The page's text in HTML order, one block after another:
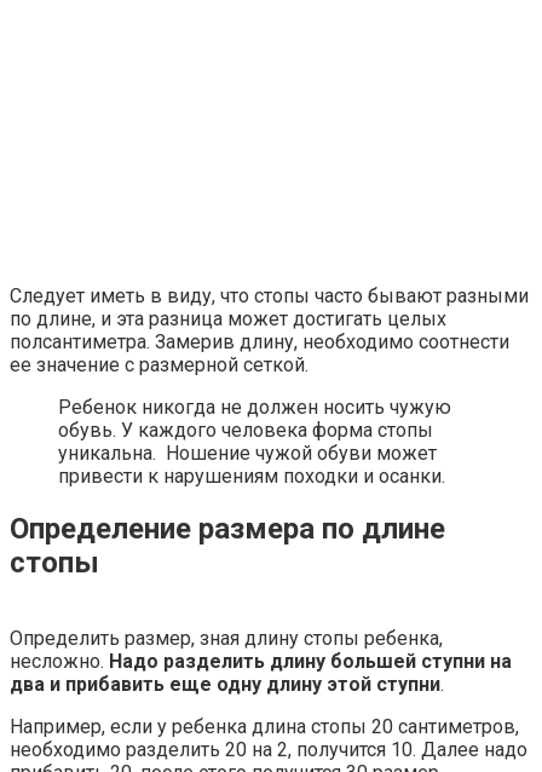
Следует иметь в виду, что стопы часто бывают разными
по длине, и эта разница может достигать целых
полсантиметра. Замерив длину, необходимо соотнести
ее значение с размерной сеткой.
Ребенок никогда не должен носить чужую
обувь. У каждого человека форма стопы
уникальна. Ношение чужой обуви может
привести к нарушениям походки и осанки.
Определение размера по длине
стопы
Определить размер, зная длину стопы ребенка,
несложно. Надо разделить длину большей ступни на
два и прибавить еще одну длину этой ступни.
Например, если у ребенка длина стопы 20 сантиметров,
необходимо разделить 20 на 2, получится 10. Далее надо